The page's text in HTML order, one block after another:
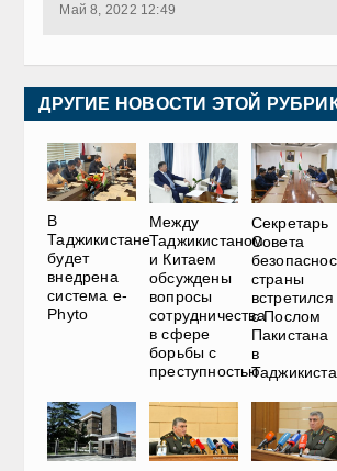
Май 8, 2022 12:49
ДРУГИЕ НОВОСТИ ЭТОЙ
В
Таджикистане
будет
внедрена
система e-
Phyto
Между
Таджикистаном
и Китаем
обсуждены
вопросы
сотрудничества
в сфере
борьбы с
преступностью
Секретарь
Совета
страны
встретился
с Послом
Пакистана
в